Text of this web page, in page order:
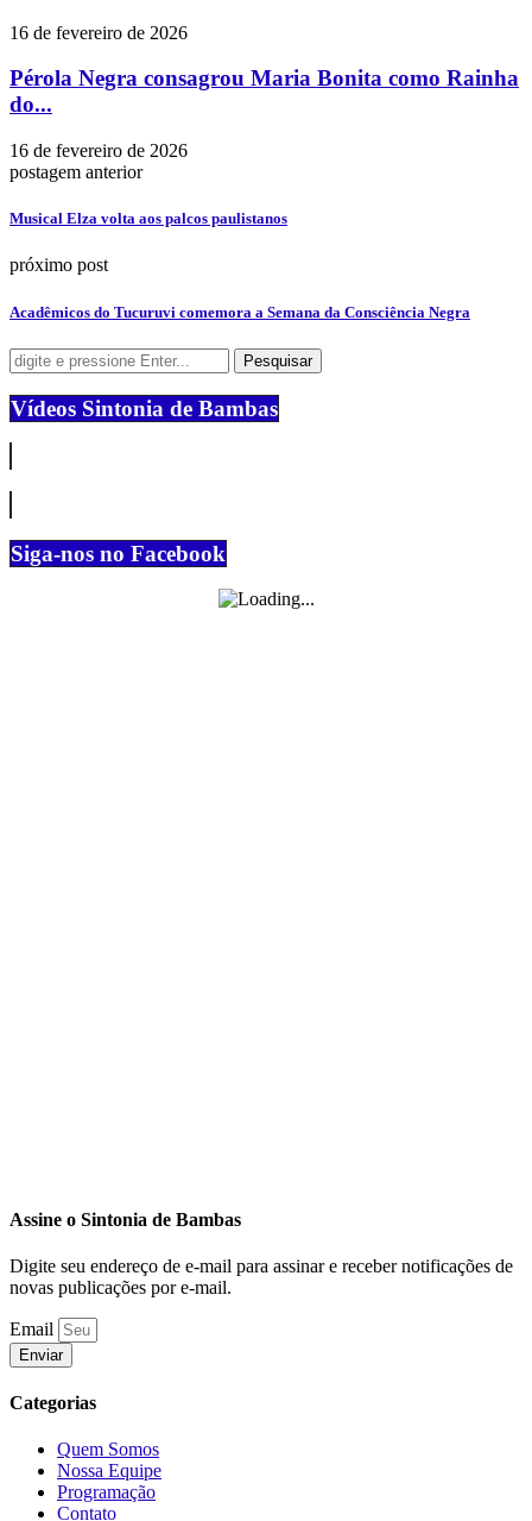
16 de fevereiro de 2026
Pérola Negra consagrou Maria Bonita como Rainha
do...
16 de fevereiro de 2026
postagem anterior
Musical Elza volta aos palcos paulistanos
próximo post
Acadêmicos do Tucuruvi comemora a Semana da Consciência Negra
Vídeos Sintonia de Bambas
Siga-nos no Facebook
Assine o Sintonia de Bambas
Digite seu endereço de e-mail para assinar e receber notificações de
novas publicações por e-mail.
Email
Enviar
Categorias
Quem Somos
Nossa Equipe
Programação
Contato